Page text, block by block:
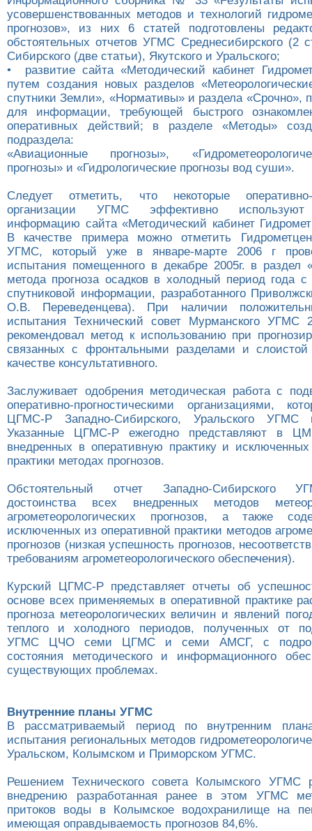
усовершенствованных методов и технологий
прогнозов», из них 6 статей подготовлены
обстоятельных отчетов УГМС Среднесибирского (2
Сибирского (две статьи), Якутского и Уральского;
• развитие сайта «Методический кабинет
путем создания новых разделов
спутники Земли», «Нормативы» и раздела «Срочно»,
для информации, требующей быстрого
оперативных действий; в разделе «Методы»
подраздела:
«Авиационные прогнозы»,
прогнозы» и «Гидрологические прогнозы вод суши».
Следует отметить, что некоторые оперативно-
организации УГМС эффективно используют
информацию сайта «Методический кабинет
В качестве примера можно отметить
УГМС, который уже в январе-марте 2006 г
испытания помещенного в декабре 2005г. в раздел
метода прогноза осадков в холодный период года с
спутниковой информации, разработанного
О.В. Переведенцева). При наличии
испытания Технический совет Мурманского УГМС
рекомендовал метод к использованию при
связанных с фронтальными разделами и
качестве консультативного.
Заслуживает одобрения методическая работа с
оперативно-прогностическими организациями,
ЦГМС-Р Западно-Сибирского, Уральского
Указанные ЦГМС-Р ежегодно представляют в
внедренных в оперативную практику и
практики методах прогнозов.
Обстоятельный отчет Западно-Сибирского
достоинства всех внедренных методов
агрометеорологических прогнозов, а также
исключенных из оперативной практики методов
прогнозов (низкая успешность прогнозов,
требованиям агрометеорологического обеспечения).
Курский ЦГМС-Р представляет отчеты об
основе всех применяемых в оперативной практике
прогноза метеорологических величин и явлений
теплого и холодного периодов, полученных от
УГМС ЦЧО семи ЦГМС и семи АМСГ, с
состояния методического и информационного
существующих проблемах.
Внутренние планы УГМС
В рассматриваемый период по внутренним
испытания региональных методов
Уральском, Колымском и Приморском УГМС.
Решением Технического совета Колымского УГМС
внедрению разработанная ранее в этом УГМС
притоков воды в Колымское водохранилище на
имеющая оправдываемость прогнозов 84,6%.